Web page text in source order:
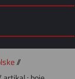
//